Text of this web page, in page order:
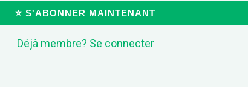
⭐ S'ABONNER MAINTENANT
Déjà membre? Se connecter